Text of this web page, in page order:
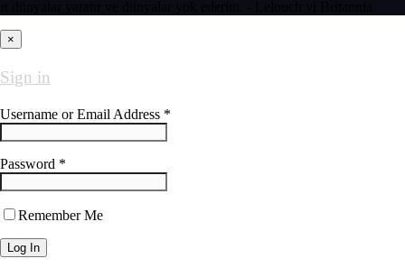
×
Sign in
Username or Email Address *
Password *
Remember Me